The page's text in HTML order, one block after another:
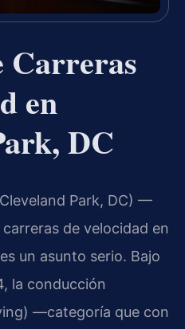
Carreras
en
DC
Park, DC) —
de velocidad en
un asunto serio. Bajo
la conducción
—categoría que con